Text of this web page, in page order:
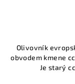
Olivovník
obvodem kmene
Je starý